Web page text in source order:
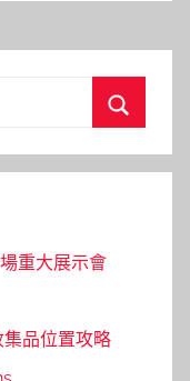
重大展示會
品位置攻略